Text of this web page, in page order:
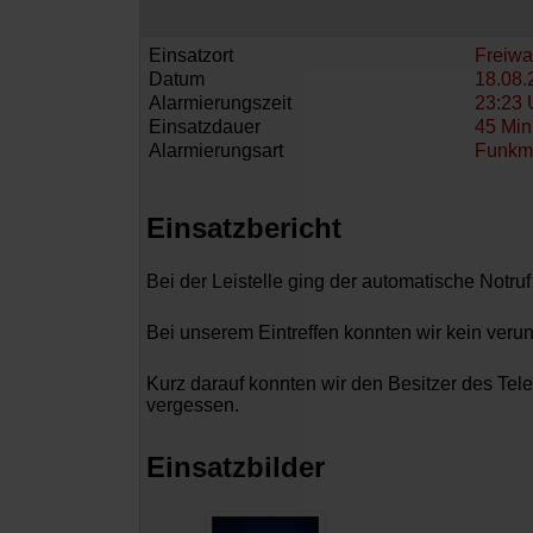
Einsatzort
Datum
Alarmierungszeit
23:23
Einsatzdauer
45
Alarmierungsart
Einsatzbericht
Bei der Leistelle ging der automatische
Bei unserem Eintreffen konnten wir kein
Kurz darauf konnten wir den Besitzer des
vergessen.
Einsatzbilder